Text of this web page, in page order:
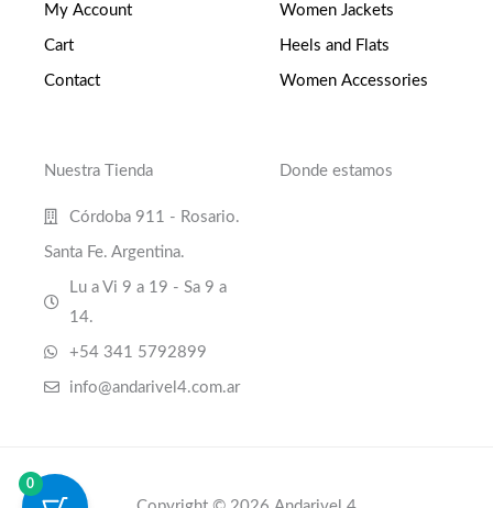
My Account
Cart
Contact
Women Jackets
Heels and Flats
Women Accessories
Nuestra Tienda
Córdoba 911 - Rosario.
Santa Fe. Argentina.
Lu a Vi 9 a 19 - Sa 9 a
14.
+54 341 5792899
info@andarivel4.com.ar
Donde estamos
0